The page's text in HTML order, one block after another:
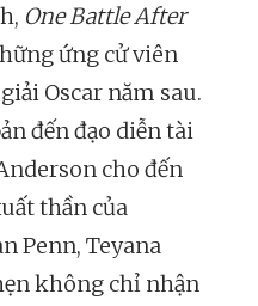
One Battle After
ứng cử viên
Oscar năm sau.
đến đạo diễn tài
cho đến
thần của
Penn, Teyana
không chỉ nhận